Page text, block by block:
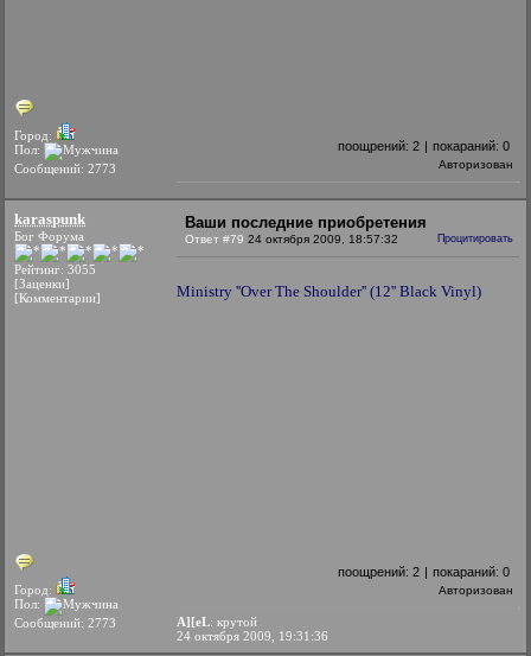
Город:
Пол:
Сообщений: 2773
поощрений: 2 | покараний: 0
Авторизован
karaspunk
Бог Форума
Рейтинг: 3055
[Заценки]
[Комментарии]
Город:
Пол:
Сообщений: 2773
Ваши последние приобретения
Ответ #79 24 октября 2009, 18:57:32 Процитировать
Ministry ''Over The Shoulder'' (12'' Black Vinyl)
поощрений: 2 | покараний: 0
Авторизован
A][eL: крутой
24 октября 2009, 19:31:36